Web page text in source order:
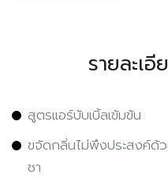
รายละเ
สูตรแอร์บับเบิ้ลเข้มข้น
ขจัดกลิ่นไม่พึงประสงค์ด้
ชา